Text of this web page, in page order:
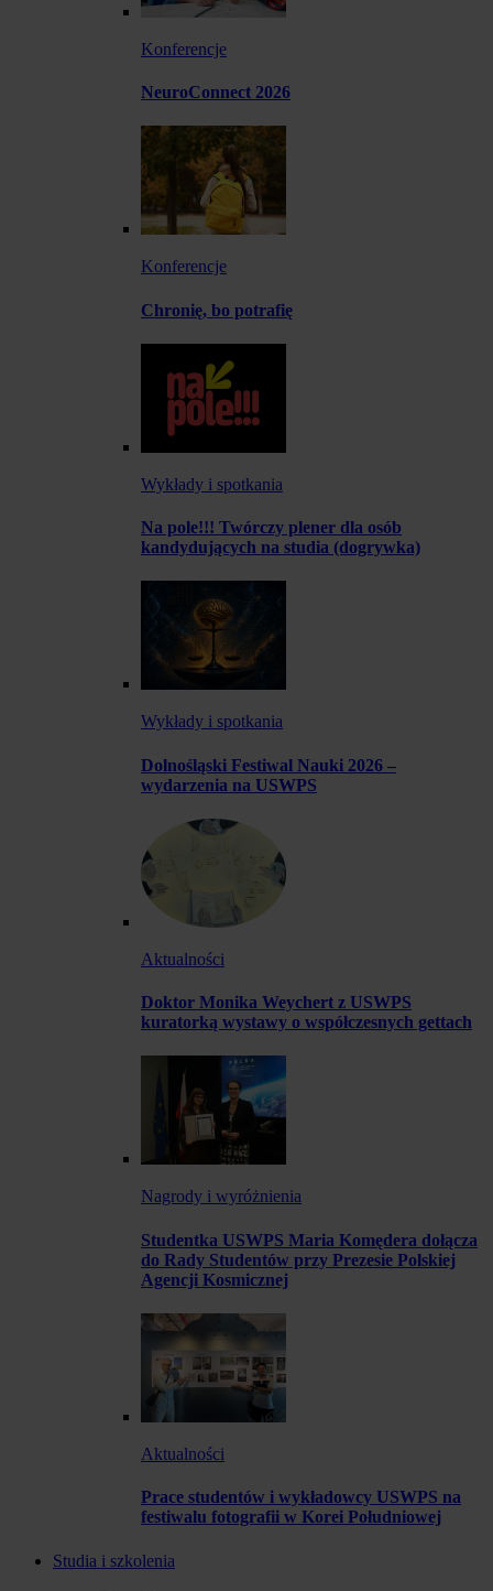
Konferencje
NeuroConnect 2026
Konferencje
Chronię, bo potrafię
Wykłady i spotkania
Na pole!!! Twórczy plener dla osób
kandydujących na studia (dogrywka)
Wykłady i spotkania
Dolnośląski Festiwal Nauki 2026 –
wydarzenia na USWPS
Aktualności
Doktor Monika Weychert z USWPS
kuratorką wystawy o współczesnych gettach
Nagrody i wyróżnienia
Studentka USWPS Maria Komędera dołącza
do Rady Studentów przy Prezesie Polskiej
Agencji Kosmicznej
Aktualności
Prace studentów i wykładowcy USWPS na
festiwalu fotografii w Korei Południowej
Studia i szkolenia